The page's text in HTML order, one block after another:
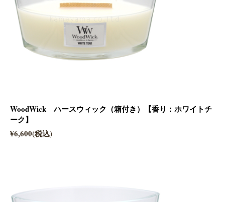
WoodWick ハースウィック（箱付き）【香り：ホワイトチ
ーク】
¥6,600(税込)